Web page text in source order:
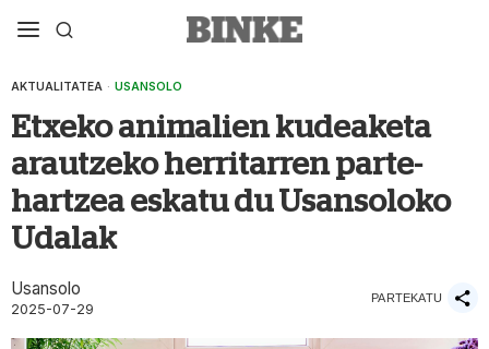
AKTUALITATEA · USANSOLO
Etxeko animalien kudeaketa
arautzeko herritarren parte-
hartzea eskatu du Usansoloko
Udalak
Usansolo
2025-07-29
PARTEKATU